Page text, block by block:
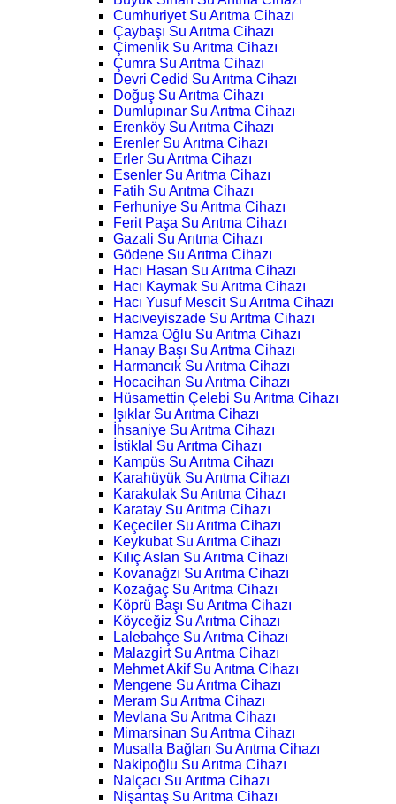
Cumhuriyet Su Arıtma Cihazı
Çaybaşı Su Arıtma Cihazı
Çimenlik Su Arıtma Cihazı
Çumra Su Arıtma Cihazı
Devri Cedid Su Arıtma Cihazı
Doğuş Su Arıtma Cihazı
Dumlupınar Su Arıtma Cihazı
Erenköy Su Arıtma Cihazı
Erenler Su Arıtma Cihazı
Erler Su Arıtma Cihazı
Esenler Su Arıtma Cihazı
Fatih Su Arıtma Cihazı
Ferhuniye Su Arıtma Cihazı
Ferit Paşa Su Arıtma Cihazı
Gazali Su Arıtma Cihazı
Gödene Su Arıtma Cihazı
Hacı Hasan Su Arıtma Cihazı
Hacı Kaymak Su Arıtma Cihazı
Hacı Yusuf Mescit Su Arıtma Cihazı
Hacıveyiszade Su Arıtma Cihazı
Hamza Oğlu Su Arıtma Cihazı
Hanay Başı Su Arıtma Cihazı
Harmancık Su Arıtma Cihazı
Hocacihan Su Arıtma Cihazı
Hüsamettin Çelebi Su Arıtma Cihazı
Işıklar Su Arıtma Cihazı
İhsaniye Su Arıtma Cihazı
İstiklal Su Arıtma Cihazı
Kampüs Su Arıtma Cihazı
Karahüyük Su Arıtma Cihazı
Karakulak Su Arıtma Cihazı
Karatay Su Arıtma Cihazı
Keçeciler Su Arıtma Cihazı
Keykubat Su Arıtma Cihazı
Kılıç Aslan Su Arıtma Cihazı
Kovanağzı Su Arıtma Cihazı
Kozağaç Su Arıtma Cihazı
Köprü Başı Su Arıtma Cihazı
Köyceğiz Su Arıtma Cihazı
Lalebahçe Su Arıtma Cihazı
Malazgirt Su Arıtma Cihazı
Mehmet Akif Su Arıtma Cihazı
Mengene Su Arıtma Cihazı
Meram Su Arıtma Cihazı
Mevlana Su Arıtma Cihazı
Mimarsinan Su Arıtma Cihazı
Musalla Bağları Su Arıtma Cihazı
Nakipoğlu Su Arıtma Cihazı
Nalçacı Su Arıtma Cihazı
Nişantaş Su Arıtma Cihazı